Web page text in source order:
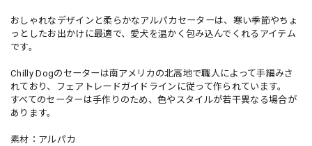
おしゃれなデザインと柔らかなアルパカセーターは、寒い季節やちょ
っとしたお出かけに最適で、愛犬を温かく包み込んでくれるアイテム
です。
Chilly Dogのセーターは南アメリカの北高地で職人によって手編みさ
れており、フェアトレードガイドラインに従って作られています。
すべてのセーターは手作りのため、色やスタイルが若干異なる場合が
あります。
素材：アルパカ